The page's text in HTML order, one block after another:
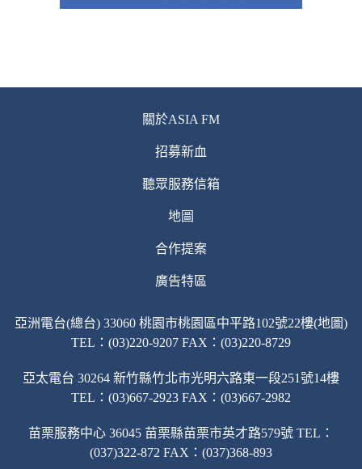
關於ASIA FM
招募新血
聽眾服務信箱
地圖
合作提案
廣告特區
亞洲電台(總台) 33060 桃園市桃園區中平路102號22樓(地圖)
TEL：(03)220-9207 FAX：(03)220-8729
亞太電台 30264 新竹縣竹北市光明六路東一段251號14樓
TEL：(03)667-2923 FAX：(03)667-2982
苗栗服務中心 36045 苗栗縣苗栗市英才路579號 TEL：
(037)322-872 FAX：(037)368-893